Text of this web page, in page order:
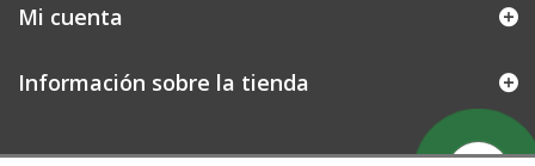
Mi cuenta
Información sobre la tienda